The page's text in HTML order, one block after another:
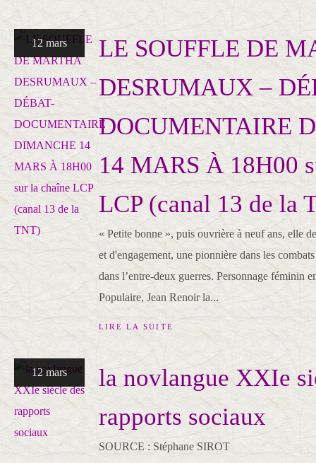
12 mars
LE SOUFFLE DE
DESRUMAUX –
DOCUMENTAIRE
14 MARS À 18H00
LCP (canal 13 de la
« Petite bonne », puis ouvrière à neuf ans, elle
et d'engagement, une pionnière dans les
dans l’entre-deux guerres. Personnage féminin
Populaire, Jean Renoir la...
LIRE LA SUITE
12 mars
la novlangue XXIe
rapports sociaux
SOURCE : Stéphane SIROT